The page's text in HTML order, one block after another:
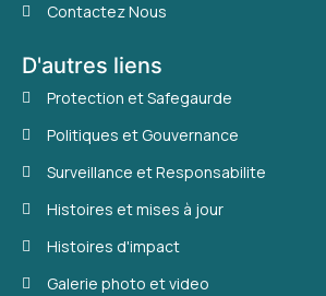
Contactez Nous
D'autres liens
Protection et Safegaurde
Politiques et Gouvernance
Surveillance et Responsabilite
Histoires et mises à jour
Histoires d'impact
Galerie photo et video